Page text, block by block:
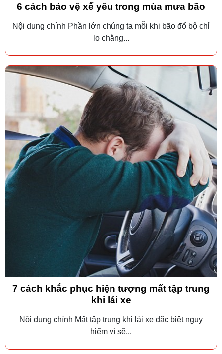
6 cách bảo vệ xế yêu trong mùa mưa bão
Nội dung chính Phần lớn chúng ta mỗi khi bão đổ bộ chỉ
lo chằng...
7 cách khắc phục hiện tượng mất tập trung
khi lái xe
Nội dung chính Mất tập trung khi lái xe đặc biệt nguy
hiểm vì sẽ...